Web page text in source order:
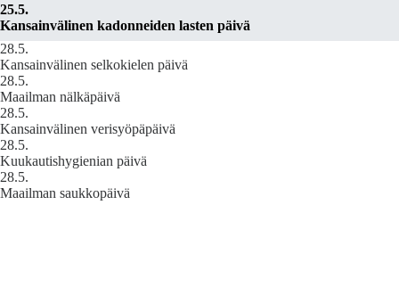
25.5.
Kansainvälinen kadonneiden lasten päivä
28.5.
Kansainvälinen selkokielen päivä
28.5.
Maailman nälkäpäivä
28.5.
Kansainvälinen verisyöpäpäivä
28.5.
Kuukautishygienian päivä
28.5.
Maailman saukkopäivä